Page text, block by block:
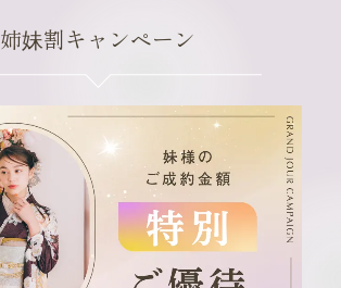
姉妹割キャンペーン